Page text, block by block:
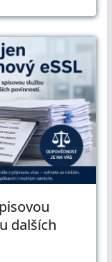
dalších